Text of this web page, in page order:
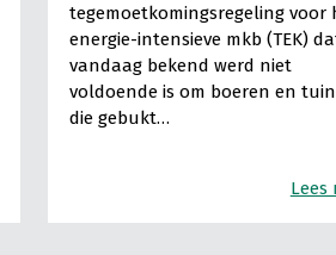
tegemoetkomingsregeling voor
energie-intensieve mkb (TEK)
vandaag bekend werd niet
voldoende is om boeren en
die gebukt…
Lees